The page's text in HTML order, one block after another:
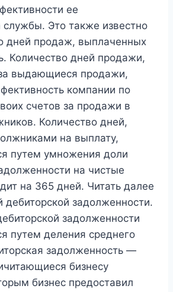
ее
службы. Это также известно
дней продаж, выплаченных
Количество дней продажи,
выдающиеся продажи,
компании по
счетов за продажи в
Количество дней,
на выплату,
путем умножения доли
на чистые
на 365 дней. Читать далее
дебиторской задолженности.
задолженности
путем деления среднего
задолженность —
бизнесу
бизнес предоставил